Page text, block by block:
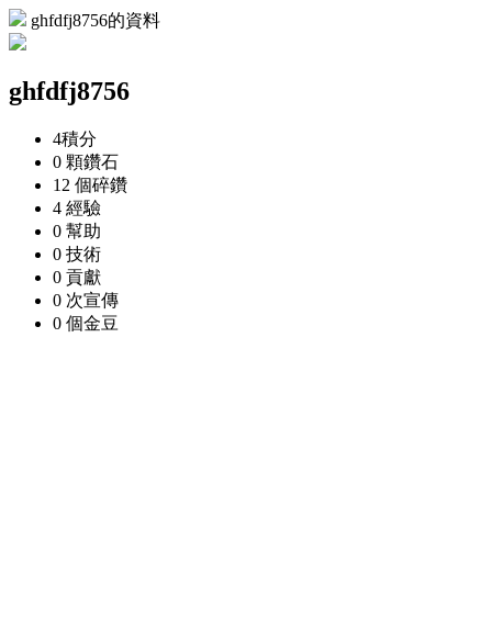
ghfdfj8756的資料
ghfdfj8756
4積分
0 顆鑽石
12 個碎鑽
4 經驗
0 幫助
0 技術
0 貢獻
0 次宣傳
0 個金豆